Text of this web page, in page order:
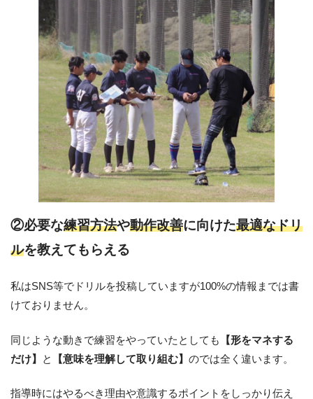
②必要な練習方法や動作改善に向けた最適なドリ
ルを教えてもらえる
私はSNS等でドリルを投稿していますが100%の情報までは書
けておりません。
同じような動きで練習をやっていたとしても
【形をマネする
だけ】
と 【意味を理解して取り組む】 のでは全く違います。
指導時にはやるべき理由や意識するポイントをしっかり伝え